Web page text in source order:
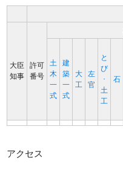
大臣
知事
許可
番号
土
木
一
式
建
築
一
式
大
工
左
官
と
び
･
土
工
石
アクセス